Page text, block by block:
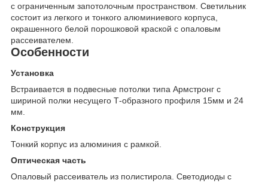
с ограниченным запотолочным пространством. Светильник
состоит из легкого и тонкого алюминиевого корпуса,
окрашенного белой порошковой краской с опаловым
рассеивателем.
Особенности
Установка
Встраивается в подвесные потолки типа Армстронг с
шириной полки несущего Т-образного профиля 15мм и 24
мм.
Конструкция
Тонкий корпус из алюминия с рамкой.
Оптическая часть
Опаловый рассеиватель из полистирола. Светодиоды с